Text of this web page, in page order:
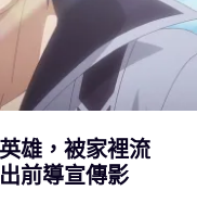
雄，被家裡流
前導宣傳影